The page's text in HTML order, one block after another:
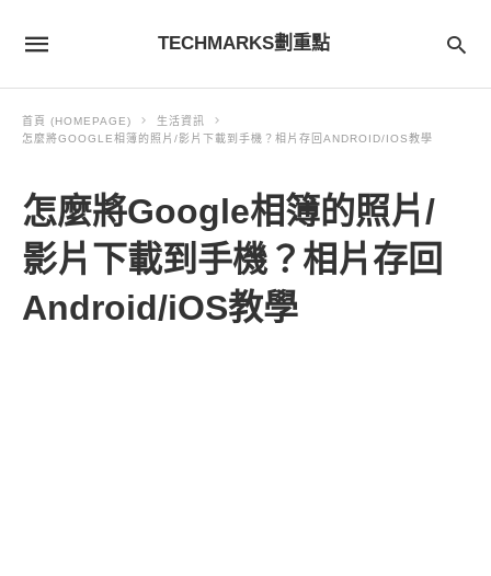
TECHMARKS劃重點
首頁 (HOMEPAGE)
生活資訊
怎麼將GOOGLE相簿的照片/影片下載到手機？相片存回ANDROID/IOS教學
怎麼將Google相簿的照片/
影片下載到手機？相片存回
Android/iOS教學